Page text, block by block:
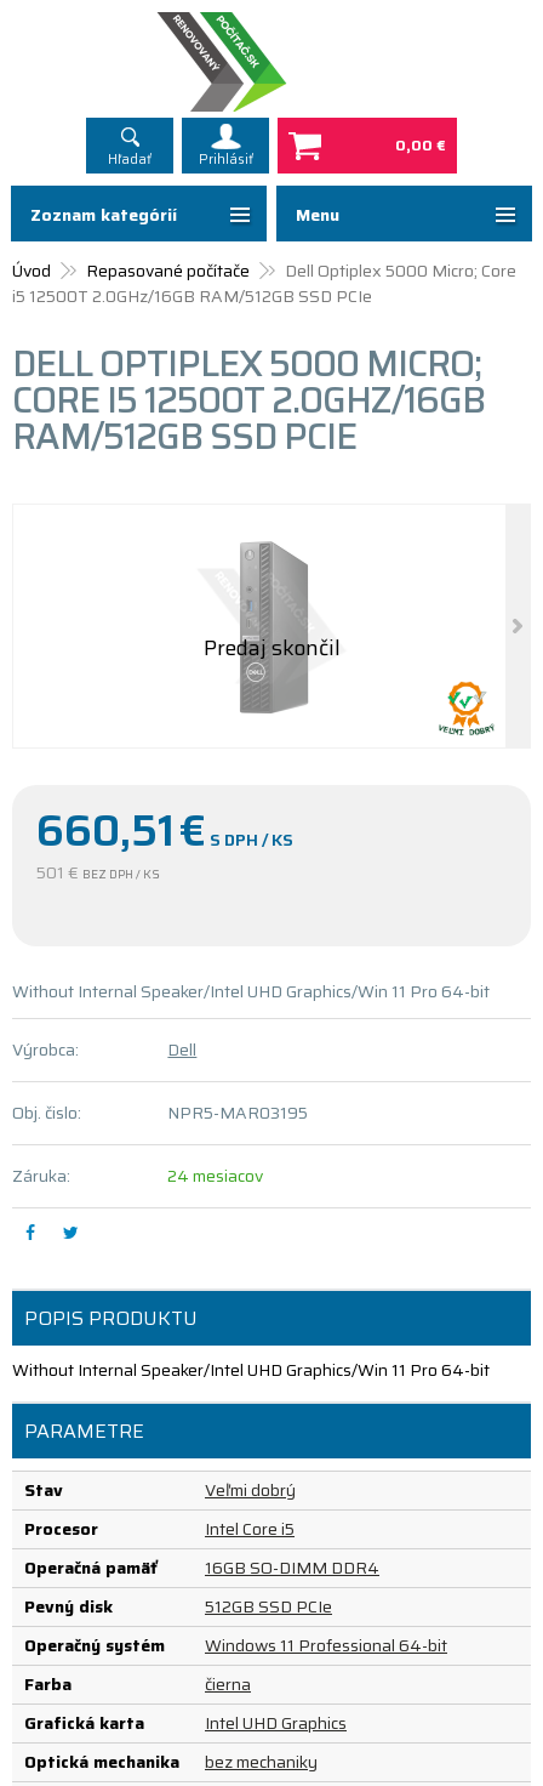
Hľadať Prihlásiť
0,00 €
Menu
Úvod Repasované počítače
Dell Optiplex 5000 Micro; Core
i5 12500T 2.0GHz/16GB RAM/512GB SSD PCIe
DELL OPTIPLEX 5000 MICRO;
CORE I5 12500T 2.0GHZ/16GB
RAM/512GB SSD PCIE
660,51€ S DPH / KS
501 € BEZ DPH / KS
Without Internal Speaker/Intel UHD Graphics/Win 11 Pro 64-bit
Výrobca: Dell
Obj. čislo: NPR5-MAR03195
Záruka: 24 mesiacov
POPIS PRODUKTU
Without Internal Speaker/Intel UHD Graphics/Win 11 Pro 64-bit
PARAMETRE
Stav
Veľmi dobrý
Procesor
Intel Core i5
Operačná pamäť
16GB SO-DIMM DDR4
Pevný disk
512GB SSD PCIe
Operačný systém
Windows 11 Professional 64-bit
Farba
čierna
Grafická karta
Intel UHD Graphics
Optická mechanika
bez mechaniky
Zoznam kategórií